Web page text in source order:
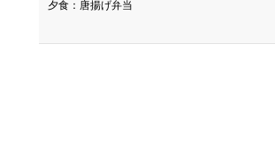
夕食：唐揚げ弁当